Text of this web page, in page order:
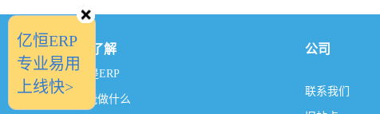
我想了解
什么是ERP
ERP能做什么
公司
联系我们
亿恒ERP
专业易用
上线快>